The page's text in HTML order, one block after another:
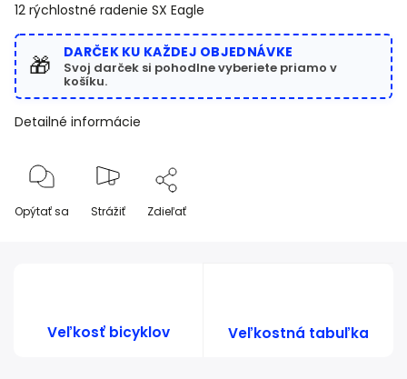
12 rýchlostné radenie SX Eagle
🎁 DARČEK KU KAŽDEJ OBJEDNÁVKE
Svoj darček si pohodlne vyberiete priamo v
košíku.
Detailné informácie
Opýtať sa Strážiť Zdieľať
Veľkosť bicyklov Veľkostná tabuľka